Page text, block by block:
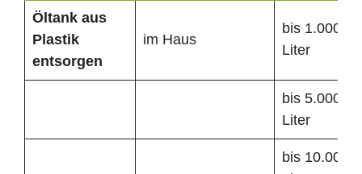
Öltank aus
Plastik
entsorgen
im Haus
bis 1.000
Liter
bis 5.000
Liter
bis 10.000